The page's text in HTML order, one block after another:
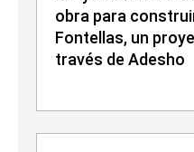
obra para
Fontellas, un
través de Adesho